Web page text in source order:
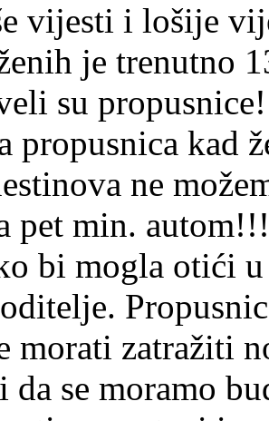
vijesti i lošije
je trenutno
su
propusnica kad
ne
pet min.
bi mogla otići
morati zatražiti
da se moramo